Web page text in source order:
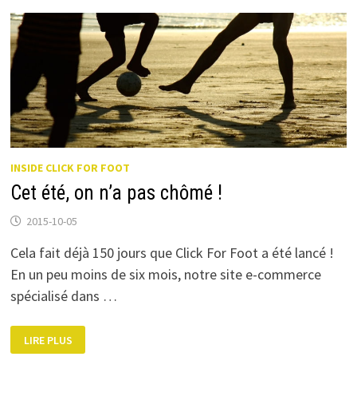
INSIDE CLICK FOR FOOT
Cet été, on n’a pas chômé !
2015-10-05
Cela fait déjà 150 jours que Click For Foot a été lancé !
En un peu moins de six mois, notre site e-commerce
spécialisé dans …
ÉTÉ,
ON
LIRE PLUS